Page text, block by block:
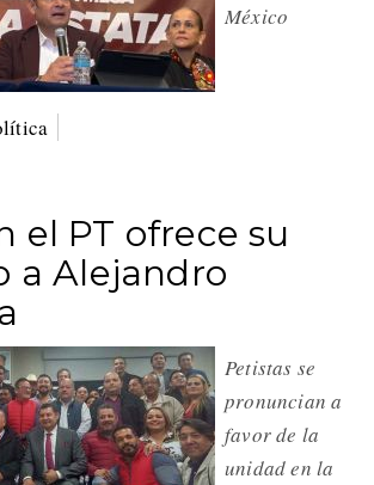
México
el PT ofrece su
a Alejandro
Petistas se
pronuncian a
favor de la
unidad en la